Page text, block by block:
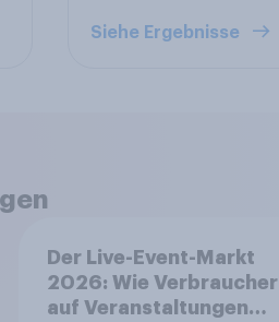
Siehe Ergebnisse
Der Live-Event-Markt
2026: Wie Verbraucher
auf Veranstaltungen